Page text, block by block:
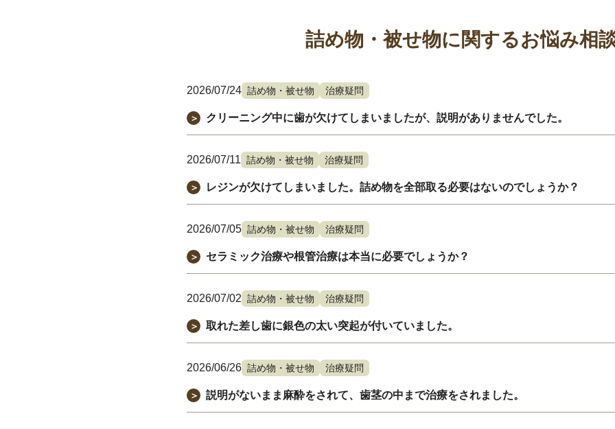
詰め物・被せ物に関するお悩み相
2026/07/24 詰め物・被せ物 治療疑問
＞ クリーニング中に歯が欠けてしまいましたが、説明がありませんでした。
2026/07/11 詰め物・被せ物 治療疑問
＞ レジンが欠けてしまいました。詰め物を全部取る必要はないのでしょうか？
2026/07/05 詰め物・被せ物 治療疑問
＞ セラミック治療や根管治療は本当に必要でしょうか？
2026/07/02 詰め物・被せ物 治療疑問
＞ 取れた差し歯に銀色の太い突起が付いていました。
2026/06/26 詰め物・被せ物 治療疑問
＞ 説明がないまま麻酔をされて、歯茎の中まで治療をされました。